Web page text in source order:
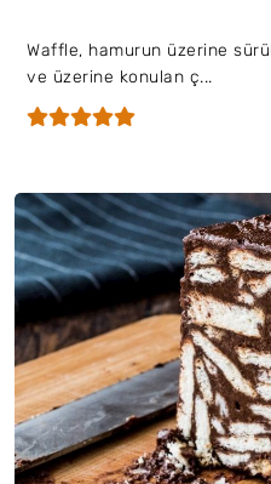
Waffle, hamurun üzerine
ve üzerine konulan ç...